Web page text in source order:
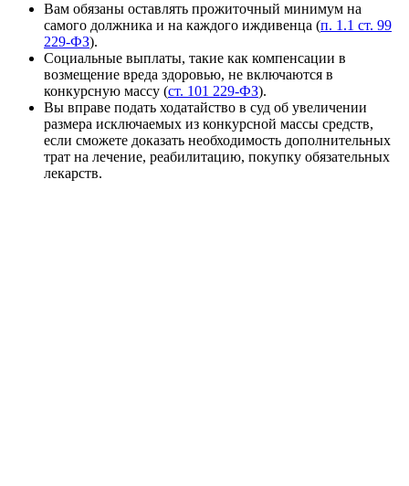
Вам обязаны оставлять прожиточный минимум на
самого должника и на каждого иждивенца (п. 1.1 ст. 99
229-ФЗ).
Социальные выплаты, такие как компенсации в
возмещение вреда здоровью, не включаются в
конкурсную массу (ст. 101 229-ФЗ).
Вы вправе подать ходатайство в суд об увеличении
размера исключаемых из конкурсной массы средств,
если сможете доказать необходимость дополнительных
трат на лечение, реабилитацию, покупку обязательных
лекарств.